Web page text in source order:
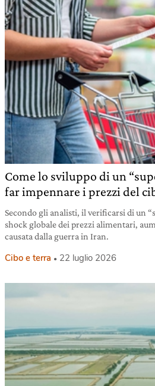
Come lo sviluppo di un
far impennare i prezzi del
Secondo gli analisti, il verificarsi di un
shock globale dei prezzi alimentari,
causata dalla guerra in Iran.
Cibo e terra 22 luglio 2026